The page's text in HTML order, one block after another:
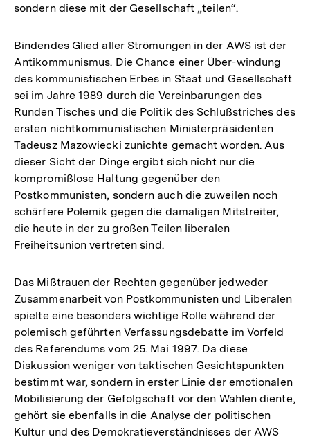
sondern diese mit der Gesellschaft „teilen“.
Bindendes Glied aller Strömungen in der AWS ist der
Antikommunismus. Die Chance einer Über-windung
des kommunistischen Erbes in Staat und Gesellschaft
sei im Jahre 1989 durch die Vereinbarungen des
Runden Tisches und die Politik des Schlußstriches des
ersten nichtkommunistischen Ministerpräsidenten
Tadeusz Mazowiecki zunichte gemacht worden. Aus
dieser Sicht der Dinge ergibt sich nicht nur die
kompromißlose Haltung gegenüber den
Postkommunisten, sondern auch die zuweilen noch
schärfere Polemik gegen die damaligen Mitstreiter,
die heute in der zu großen Teilen liberalen
Freiheitsunion vertreten sind.
Das Mißtrauen der Rechten gegenüber jedweder
Zusammenarbeit von Postkommunisten und Liberalen
spielte eine besonders wichtige Rolle während der
polemisch geführten Verfassungsdebatte im Vorfeld
des Referendums vom 25. Mai 1997. Da diese
Diskussion weniger von taktischen Gesichtspunkten
bestimmt war, sondern in erster Linie der emotionalen
Mobilisierung der Gefolgschaft vor den Wahlen diente,
gehört sie ebenfalls in die Analyse der politischen
Kultur und des Demokratieverständnisses der AWS